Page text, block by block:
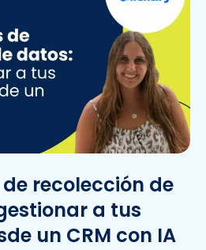
recolección de
a tus
un CRM con IA